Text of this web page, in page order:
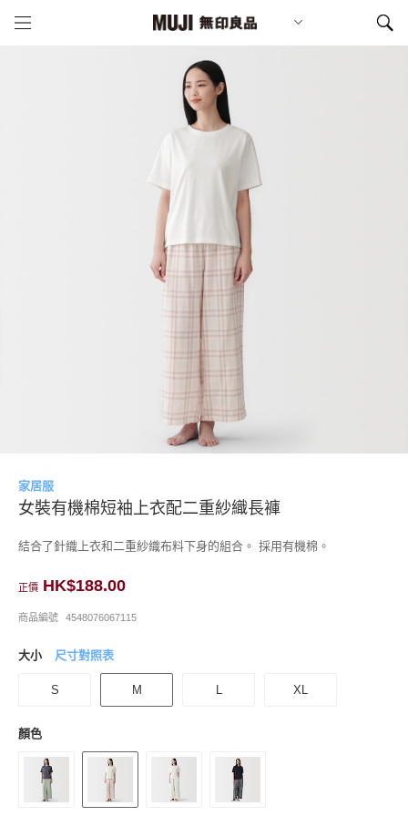
家居服
女裝有機棉短袖上衣配二重紗織長褲
結合了針織上衣和二重紗織布料下身的組合。 採用有機棉。
正價 HK$188.00
商品編號 4548076067115
大小 尺寸對照表
S M L XL
顏色